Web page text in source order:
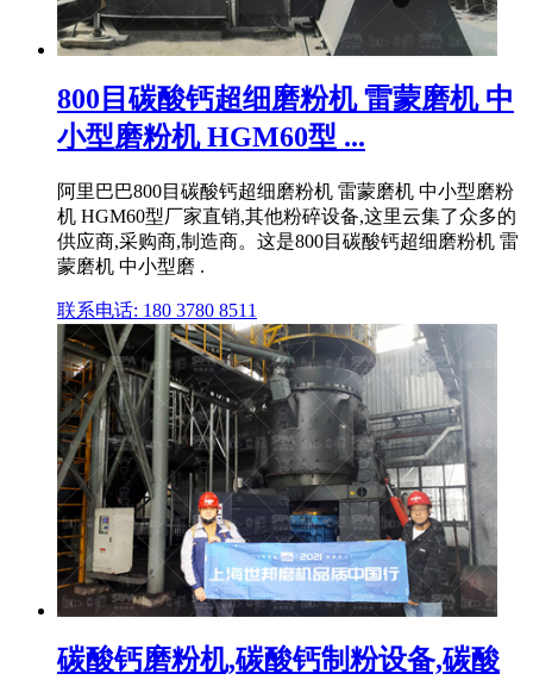
800目碳酸钙超细磨粉机 雷蒙磨机 中
小型磨粉机 HGM60型 ...
阿里巴巴800目碳酸钙超细磨粉机 雷蒙磨机 中小型磨粉
机 HGM60型厂家直销,其他粉碎设备,这里云集了众多的
供应商,采购商,制造商。这是800目碳酸钙超细磨粉机 雷
蒙磨机 中小型磨 .
联系电话: 180 3780 8511
碳酸钙磨粉机,碳酸钙制粉设备,碳酸